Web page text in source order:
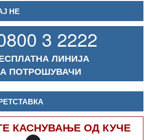
НЕ
3 2222
ЛИНИЈА
ПОТРОШУВАЧИ
КАСНУВАЊЕ ОД КУЧЕ